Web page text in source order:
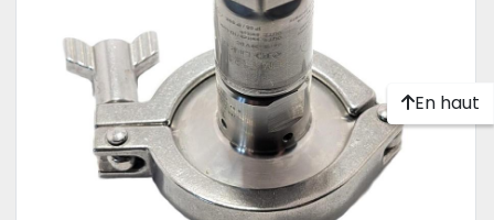
En haut